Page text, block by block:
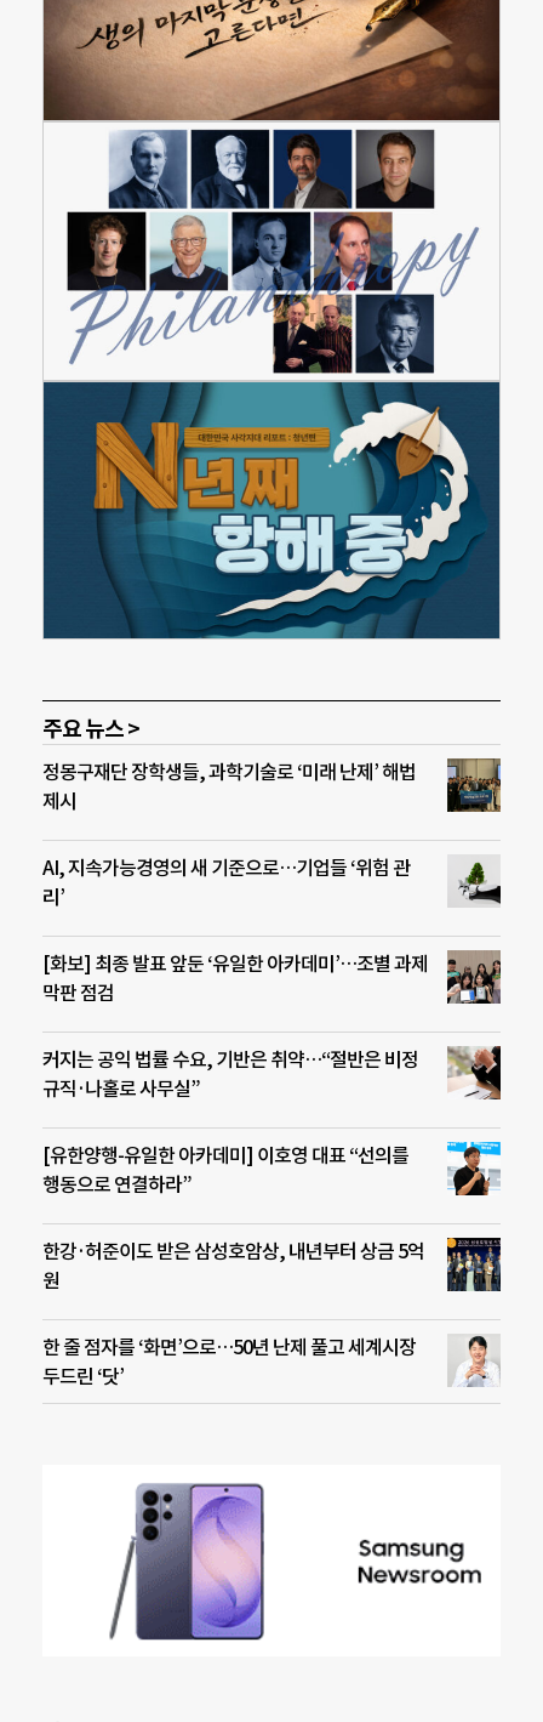
주요 뉴스 >
정몽구재단 장학생들, 과학기술로 ‘미래 난제’ 해법
제시
AI, 지속가능경영의 새 기준으로…기업들 ‘위험 관
리’
[화보] 최종 발표 앞둔 ‘유일한 아카데미’…조별 과제
막판 점검
커지는 공익 법률 수요, 기반은 취약…“절반은 비정
규직·나홀로 사무실”
[유한양행-유일한 아카데미] 이호영 대표 “선의를
행동으로 연결하라”
한강·허준이도 받은 삼성호암상, 내년부터 상금 5억
원
한 줄 점자를 ‘화면’으로…50년 난제 풀고 세계시장
두드린 ‘닷’